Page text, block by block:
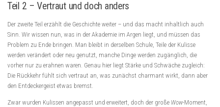
Teil 2 – Vertraut und doch anders
Der zweite Teil erzählt die Geschichte weiter – und das macht inhaltlich auch
Sinn. Wir wissen nun, was in der Akademie im Argen liegt, und müssen das
Problem zu Ende bringen. Man bleibt in derselben Schule, Teile der Kulisse
werden verändert oder neu genutzt, manche Dinge werden zugänglich, die
vorher nur zu erahnen waren. Genau hier liegt Stärke und Schwäche zugleich:
Die Rückkehr fühlt sich vertraut an, was zunächst charmant wirkt, dann aber
den Entdeckergeist etwas bremst.
Zwar wurden Kulissen angepasst und erweitert, doch der große Wow-Moment,